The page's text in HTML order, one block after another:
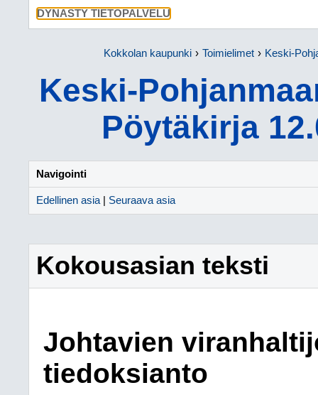
DYNASTY TIETOPALVELU
Kokkolan kaupunki Toimielimet Keski-
Keski-
Pöytäkirja
Navigointi
Edellinen asia Seuraava asia
Kokousasian teksti
Johtavien
tiedoksianto